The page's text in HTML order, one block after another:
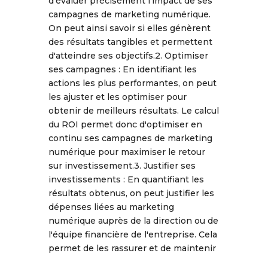
campagnes de marketing numérique.
On peut ainsi savoir si elles génèrent
des résultats tangibles et permettent
d'atteindre ses objectifs.2. Optimiser
ses campagnes : En identifiant les
actions les plus performantes, on peut
les ajuster et les optimiser pour
obtenir de meilleurs résultats. Le calcul
du ROI permet donc d'optimiser en
continu ses campagnes de marketing
numérique pour maximiser le retour
sur investissement.3. Justifier ses
investissements : En quantifiant les
résultats obtenus, on peut justifier les
dépenses liées au marketing
numérique auprès de la direction ou de
l'équipe financière de l'entreprise. Cela
permet de les rassurer et de maintenir